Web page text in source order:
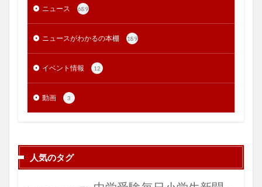
ニュース 689
ニュースがわかるの本棚 189
イベント情報 12
動画 3
人気のタグ